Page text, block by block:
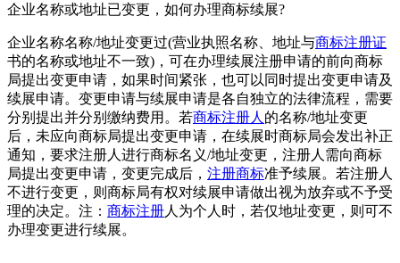
企业名称或地址已变更，如何办理商标续展?
企业名称名称/地址变更过(营业执照名称、地址与商标注册证
书的名称或地址不一致)，可在办理续展注册申请的前向商标
局提出变更申请，如果时间紧张，也可以同时提出变更申请及
续展申请。变更申请与续展申请是各自独立的法律流程，需要
分别提出并分别缴纳费用。若商标注册人 的名称/地址变更
后，未应向商标局提出变更申请，在续展时商标局会发出补正
通知，要求注册人进行商标名义/地址变更，注册人需向商标
局提出变更申请，变更完成后， 注册商标准予续展。若注册人
不进行变更，则商标局有权对续展申请做出视为放弃或不予受
理的决定。注： 商标注册人为个人时，若仅地址变更，则可不
办理变更进行续展。